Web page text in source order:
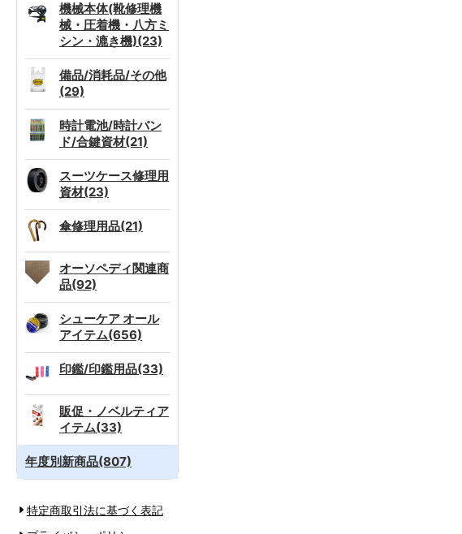
機械本体(靴修理機
械・圧着機・八方ミ
シン・漉き機)(23)
備品/消耗品/その他
(29)
時計電池/時計バン
ド/合鍵資材(21)
スーツケース修理用
資材(23)
傘修理用品(21)
オーソペディ関連商
品(92)
シューケア オール
アイテム(656)
印鑑/印鑑用品(33)
販促・ノベルティア
イテム(33)
年度別新商品(807)
特定商取引法に基づく表記